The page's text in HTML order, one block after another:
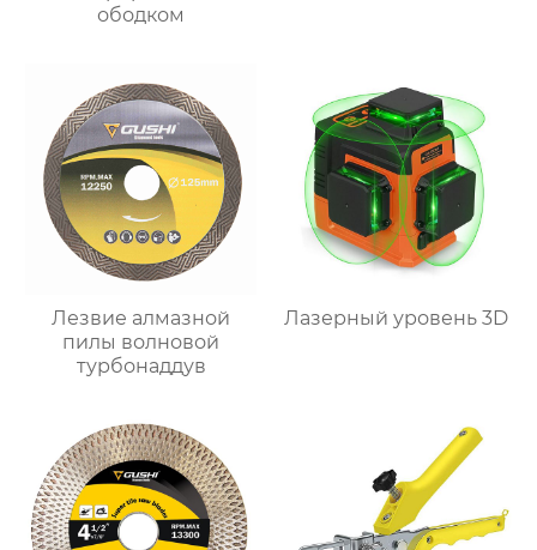
ободком
Лезвие алмазной
пилы волновой
турбонаддув
Лазерный уровень 3D